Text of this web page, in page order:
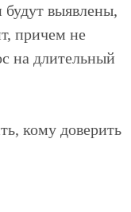
выявлены,
причем не
на длительный
кому доверить